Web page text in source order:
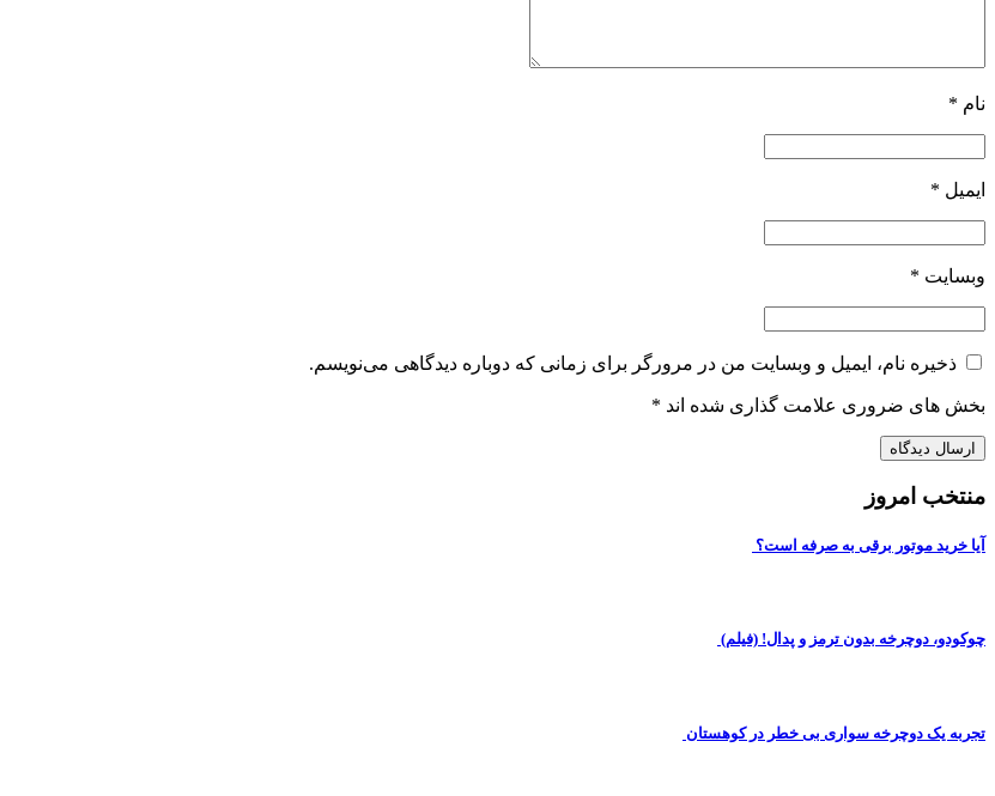
نام *
ایمیل *
وبسایت *
ذخیره نام، ایمیل و وبسایت من در مرورگر برای زمانی که دوباره دیدگاهی می‌نویسم.
بخش های ضروری علامت گذاری شده اند *
منتخب امروز
آیا خرید موتور برقی به صرفه است؟
چوکودو، دوچرخه بدون ترمز و پدال! (فیلم)
تجربه یک دوچرخه سواری بی خطر در کوهستان